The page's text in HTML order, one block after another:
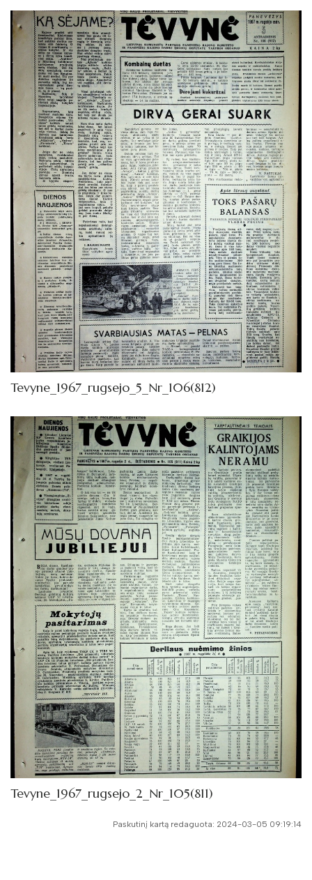
Tevyne_1967_rugsejo_5_Nr_106(812)
Tevyne_1967_rugsejo_2_Nr_105(811)
Paskutinį kartą redaguota: 2024-03-05 09:19:14